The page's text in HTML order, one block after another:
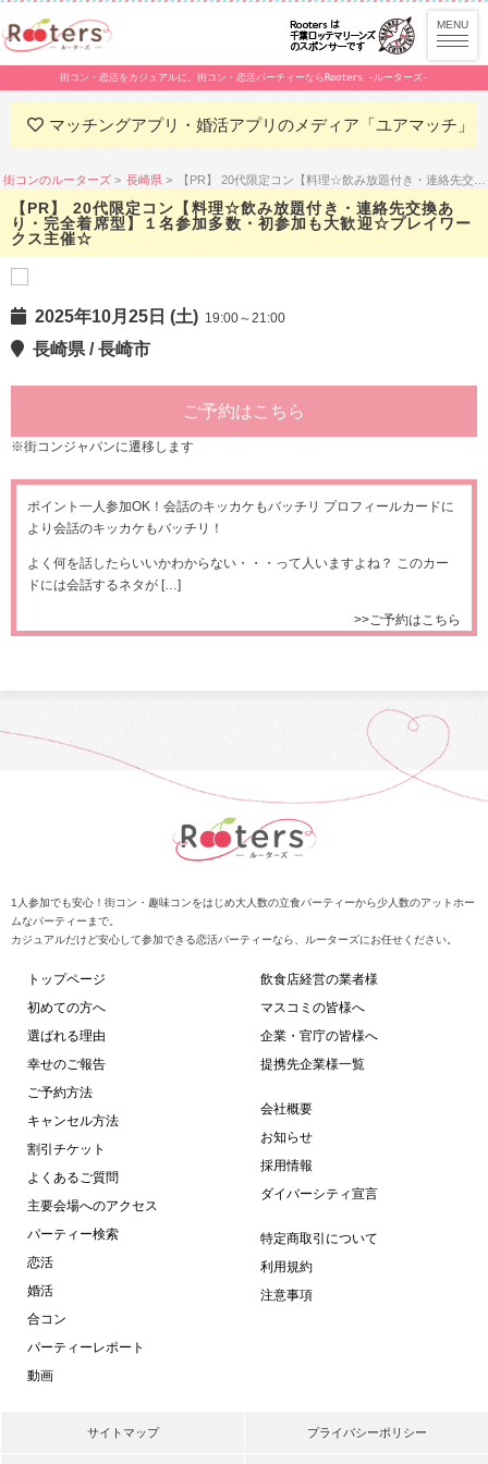
街コン・恋活をカジュアルに。街コン・恋活パーティーならRooters -ルーターズ-
マッチングアプリ・婚活アプリのメディア「ユアマッチ」
街コンのルーターズ 長崎県 【PR】 20代限定コン【料理☆飲み放題付き・連絡先交換あり・完全着席型】１名参加多数・初参加も大歓迎☆プレイワークス主催☆
【PR】 20代限定コン【料理☆飲み放題付き・連絡先交換あ
り・完全着席型】１名参加多数・初参加も大歓迎☆プレイワー
クス主催☆
2025年10月25日 (土) 19:00～21:00
長崎県 / 長崎市
ご予約はこちら
※街コンジャパンに遷移します
ポイント一人参加OK！会話のキッカケもバッチリ プロフィールカードに
より会話のキッカケもバッチリ！
よく何を話したらいいかわからない・・・って人いますよね？ このカー
ドには会話するネタが […]
>>ご予約はこちら
1人参加でも安心！街コン・趣味コンをはじめ大人数の立食パーティーから少人数のアットホー
ムなパーティーまで。
カジュアルだけど安心して参加できる恋活パーティーなら、ルーターズにお任せください。
トップページ
初めての方へ
選ばれる理由
幸せのご報告
ご予約方法
キャンセル方法
割引チケット
よくあるご質問
主要会場へのアクセス
パーティー検索
恋活
婚活
合コン
パーティーレポート
動画
飲食店経営の業者様
マスコミの皆様へ
企業・官庁の皆様へ
提携先企業様一覧
会社概要
お知らせ
採用情報
ダイバーシティ宣言
特定商取引について
利用規約
注意事項
サイトマップ プライバシーポリシー